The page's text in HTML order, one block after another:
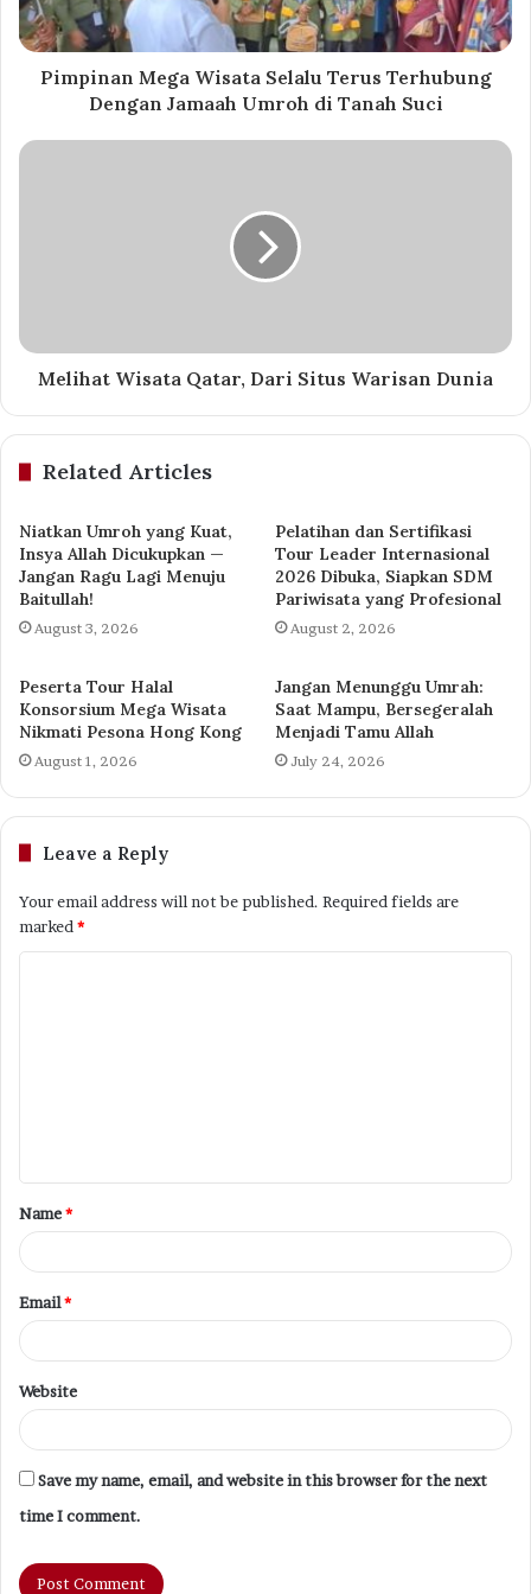
Pimpinan Mega Wisata Selalu Terus Terhubung
Dengan Jamaah Umroh di Tanah Suci
Melihat Wisata Qatar, Dari Situs Warisan Dunia
Related Articles
Niatkan Umroh yang Kuat,
Insya Allah Dicukupkan —
Jangan Ragu Lagi Menuju
Baitullah!
August 3, 2026
Pelatihan dan Sertifikasi
Tour Leader Internasional
2026 Dibuka, Siapkan SDM
Pariwisata yang Profesional
August 2, 2026
Peserta Tour Halal
Konsorsium Mega Wisata
Nikmati Pesona Hong Kong
August 1, 2026
Jangan Menunggu Umrah:
Saat Mampu, Bersegeralah
Menjadi Tamu Allah
July 24, 2026
Leave a Reply
Your email address will not be published. Required fields are
marked *
t
*
Name*
Email*
Website
Save my name, email, and website in this browser for the next
time I comment.